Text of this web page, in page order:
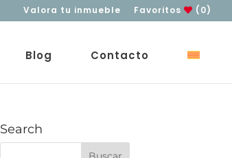
Valora tu inmueble Favoritos (0)
Blog Contacto
Search